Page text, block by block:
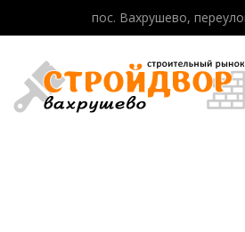
пос. Вахрушево,